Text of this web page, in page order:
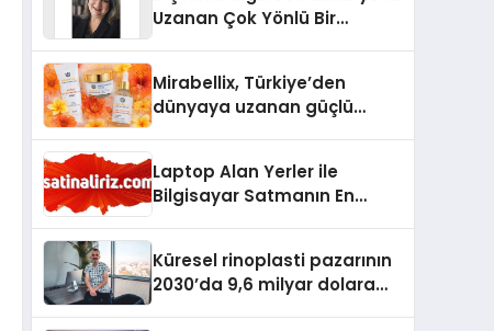
Uzanan Çok Yönlü Bir
Mirabellix, Türkiye’den
dünyaya uzanan güçlü
Laptop Alan Yerler ile
Bilgisayar Satmanın En
Küresel rinoplasti pazarının
2030’da 9,6 milyar dolara